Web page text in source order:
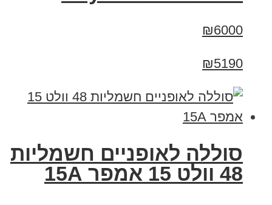
₪6000
₪5190
סוללה לאופניים חשמליות
48 וולט 15 אמפר 15A